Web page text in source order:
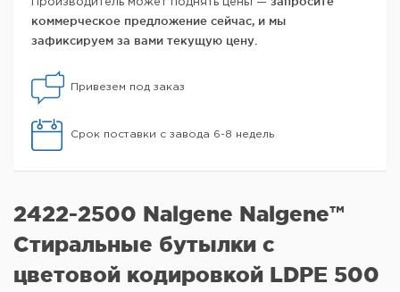
Производитель может поднять цены —
коммерческое предложение сейчас, и мы
зафиксируем за вами текущую цену.
Привезем под заказ
Срок поставки с завода 6-8 недель
2422-2500 Nalgene Nalgene™
Стиральные бутылки с
цветовой кодировкой LDPE 500